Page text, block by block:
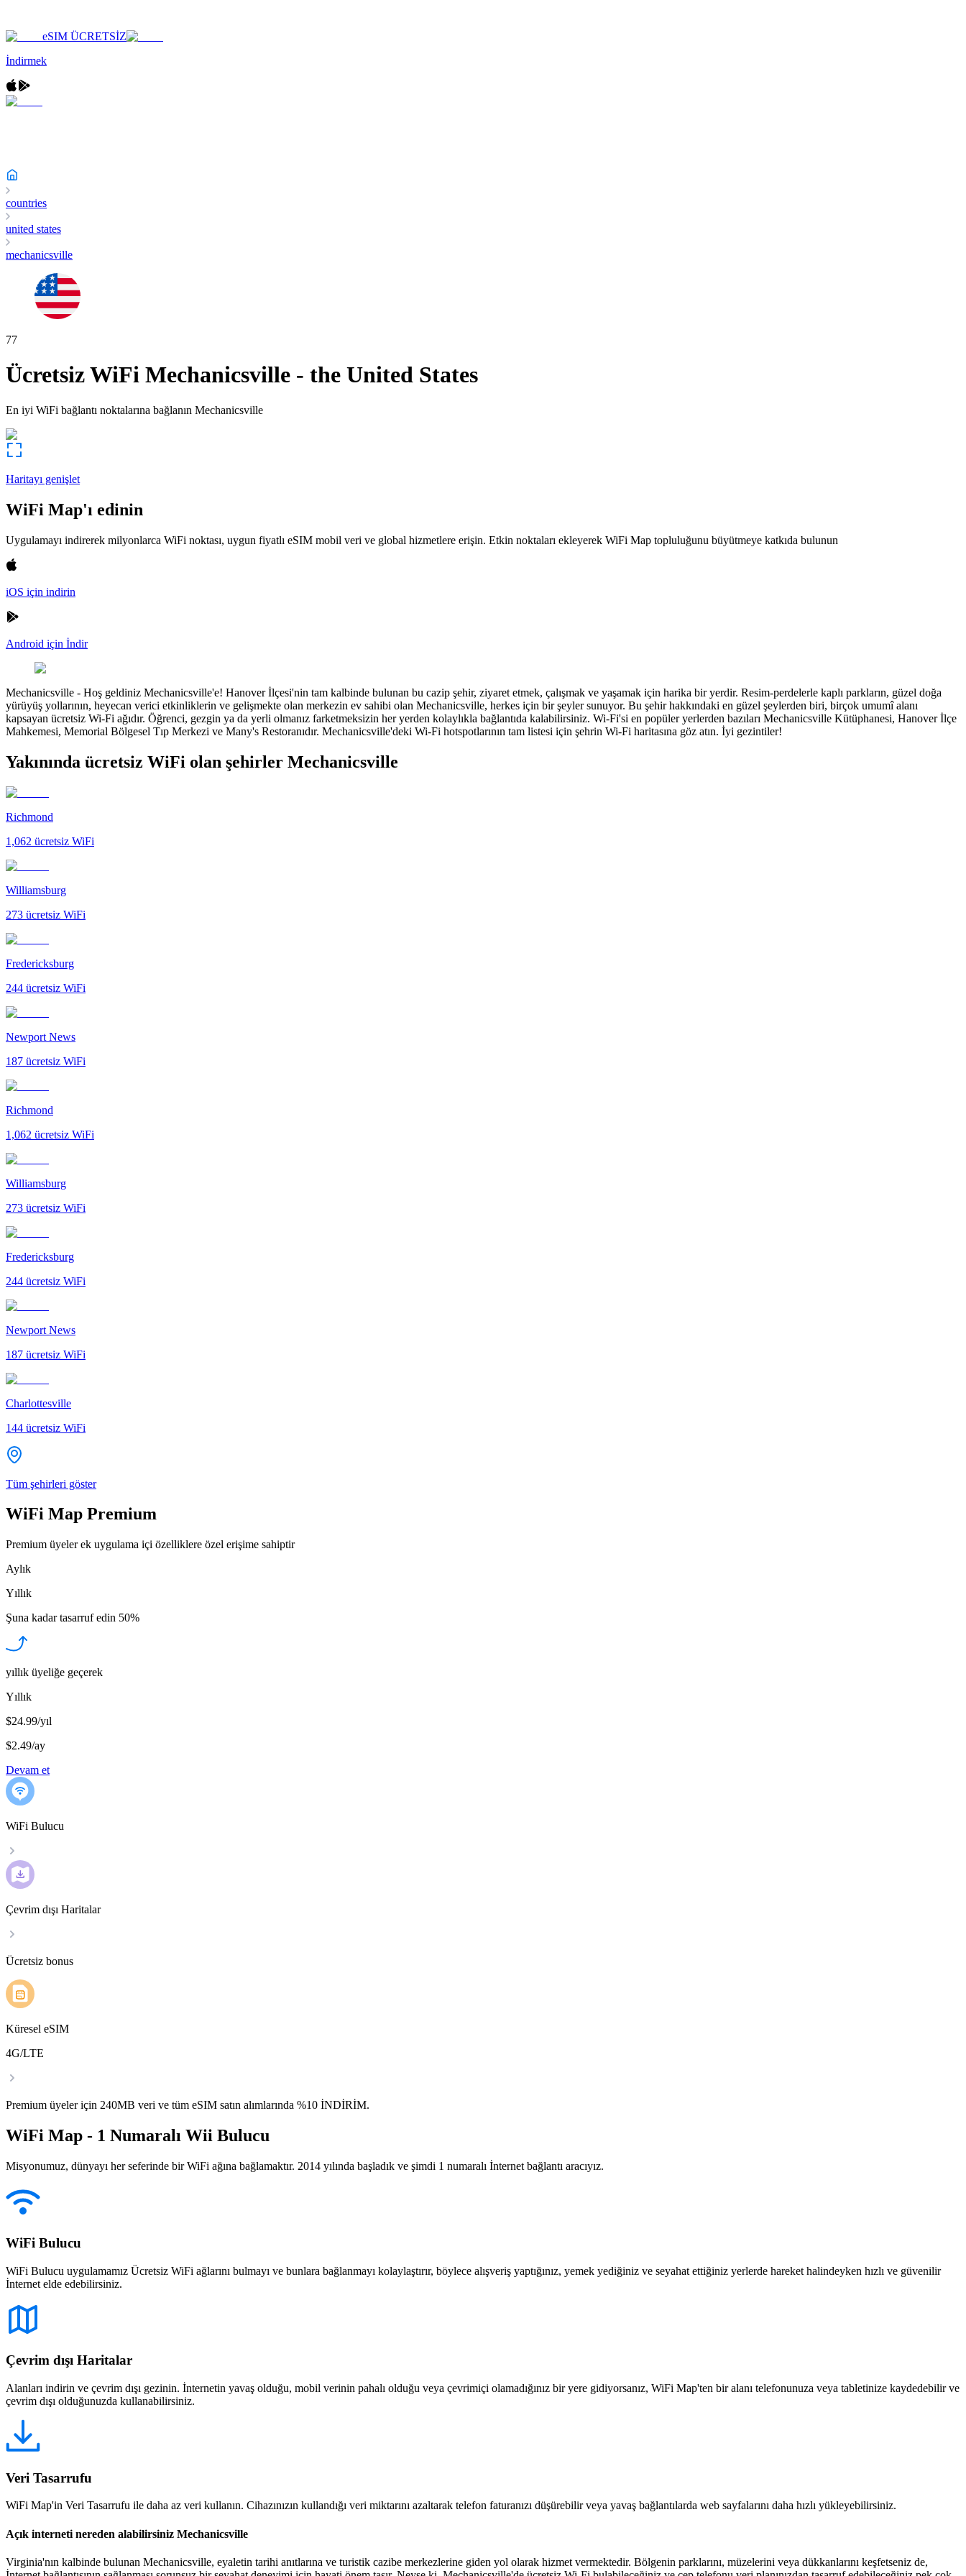
eSIM ÜCRETSİZ
İndirmek
countries
united states
mechanicsville
77
Ücretsiz WiFi Mechanicsville - the United States
En iyi WiFi bağlantı noktalarına bağlanın Mechanicsville
Haritayı genişlet
WiFi Map'ı edinin
Uygulamayı indirerek milyonlarca WiFi noktası, uygun fiyatlı eSIM mobil veri ve global hizmetlere erişin. Etkin noktaları ekleyerek WiFi Map topluluğunu büyütmeye katkıda bulunun
iOS için indirin
Android için İndir
Mechanicsville - Hoş geldiniz Mechanicsville'e! Hanover İlçesi'nin tam kalbinde bulunan bu cazip şehir, ziyaret etmek, çalışmak ve yaşamak için harika bir yerdir. Resim-perdelerle kaplı parkların, güzel doğa
yürüyüş yollarının, heyecan verici etkinliklerin ve gelişmekte olan merkezin ev sahibi olan Mechanicsville, herkes için bir şeyler sunuyor. Bu şehir hakkındaki en güzel şeylerden biri, birçok umumî alanı
kapsayan ücretsiz Wi-Fi ağıdır. Öğrenci, gezgin ya da yerli olmanız farketmeksizin her yerden kolaylıkla bağlantıda kalabilirsiniz. Wi-Fi'si en popüler yerlerden bazıları Mechanicsville Kütüphanesi, Hanover İlçe
Mahkemesi, Memorial Bölgesel Tıp Merkezi ve Many's Restoranıdır. Mechanicsville'deki Wi-Fi hotspotlarının tam listesi için şehrin Wi-Fi haritasına göz atın. İyi gezintiler!
Yakınında ücretsiz WiFi olan şehirler Mechanicsville
Richmond
1,062 ücretsiz WiFi
Williamsburg
273 ücretsiz WiFi
Fredericksburg
244 ücretsiz WiFi
Newport News
187 ücretsiz WiFi
Richmond
1,062 ücretsiz WiFi
Williamsburg
273 ücretsiz WiFi
Fredericksburg
244 ücretsiz WiFi
Newport News
187 ücretsiz WiFi
Charlottesville
144 ücretsiz WiFi
Tüm şehirleri göster
WiFi Map Premium
Premium üyeler ek uygulama içi özelliklere özel erişime sahiptir
Aylık
Yıllık
Şuna kadar tasarruf edin 50%
yıllık üyeliğe geçerek
Yıllık
$24.99/yıl
$2.49/ay
Devam et
WiFi Bulucu
Çevrim dışı Haritalar
Ücretsiz bonus
Küresel eSIM
4G/LTE
Premium üyeler için 240MB veri ve tüm eSIM satın alımlarında %10 İNDİRİM.
WiFi Map - 1 Numaralı Wii Bulucu
Misyonumuz, dünyayı her seferinde bir WiFi ağına bağlamaktır. 2014 yılında başladık ve şimdi 1 numaralı İnternet bağlantı aracıyız.
WiFi Bulucu
WiFi Bulucu uygulamamız Ücretsiz WiFi ağlarını bulmayı ve bunlara bağlanmayı kolaylaştırır, böylece alışveriş yaptığınız, yemek yediğiniz ve seyahat ettiğiniz yerlerde hareket halindeyken hızlı ve güvenilir
İnternet elde edebilirsiniz.
Çevrim dışı Haritalar
Alanları indirin ve çevrim dışı gezinin. İnternetin yavaş olduğu, mobil verinin pahalı olduğu veya çevrimiçi olamadığınız bir yere gidiyorsanız, WiFi Map'ten bir alanı telefonunuza veya tabletinize kaydedebilir ve
çevrim dışı olduğunuzda kullanabilirsiniz.
Veri Tasarrufu
WiFi Map'in Veri Tasarrufu ile daha az veri kullanın. Cihazınızın kullandığı veri miktarını azaltarak telefon faturanızı düşürebilir veya yavaş bağlantılarda web sayfalarını daha hızlı yükleyebilirsiniz.
Açık interneti nereden alabilirsiniz Mechanicsville
Virginia'nın kalbinde bulunan Mechanicsville, eyaletin tarihi anıtlarına ve turistik cazibe merkezlerine giden yol olarak hizmet vermektedir. Bölgenin parklarını, müzelerini veya dükkanlarını keşfetseniz de,